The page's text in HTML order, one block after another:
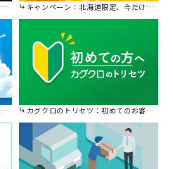
キャンペーン：北海道限定、今だけ送料無料！
カグクロのトリセツ：初めてのお客様はこちら。